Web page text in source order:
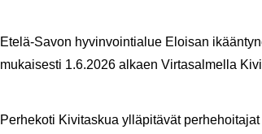
Etelä-​Savon hy­vin­voin­tia­lue Eloi­san
mu­kai­ses­ti 1.6.2026 al­kaen Vir­ta­sal­mel­la
Per­he­ko­ti Ki­vi­tas­kua yl­lä­pi­tä­vät per­he­hoi­ta­jat